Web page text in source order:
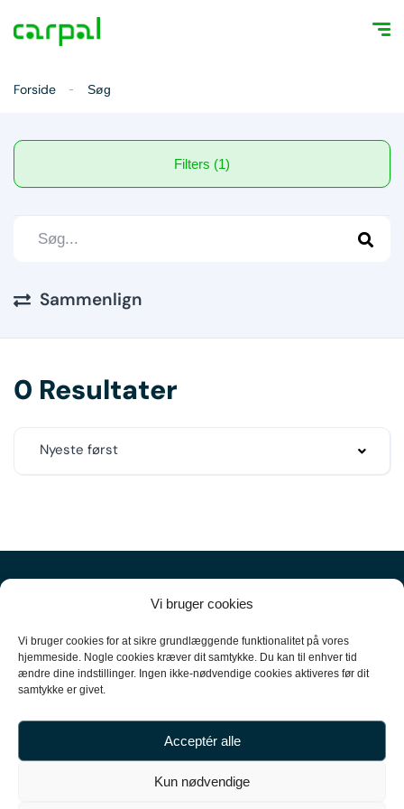
Vi bruger cookies
Vi bruger cookies for at sikre grundlæggende funktionalitet på vores
hjemmeside. Nogle cookies kræver dit samtykke. Du kan til enhver tid
ændre dine indstillinger. Ingen ikke-nødvendige cookies aktiveres før dit
samtykke er givet.
Acceptér alle
Kun nødvendige
Forside Søg
Filters (1)
Sammenlign
0 Resultater
Nyeste først
+45 61 10 52 10
hello@carpal.dk
Tonsbakken 16